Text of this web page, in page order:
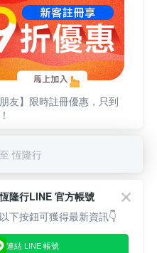
朋友】限時註冊優惠，只到
恆隆行
隆行LINE 官方帳號
下按鈕可獲得最新資訊👇
連結 LINE 帳號